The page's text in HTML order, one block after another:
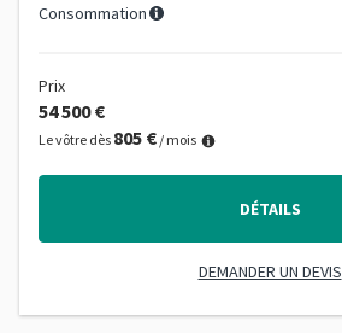
Consommation
Prix
54 500 €
Le vôtre dès 805 € / mois
DÉTAILS
DEMANDER UN DEVIS